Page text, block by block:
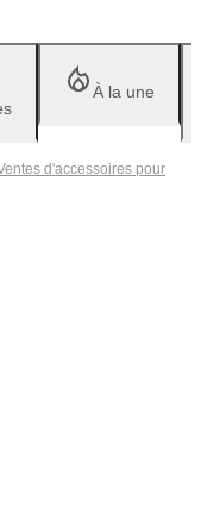
À la une
d'accessoires pour